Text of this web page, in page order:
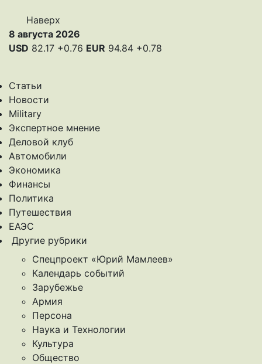
Наверх
8 августа 2026
USD 82.17 +0.76 EUR 94.84 +0.78
Статьи
Новости
Military
Экспертное мнение
Деловой клуб
Автомобили
Экономика
Финансы
Политика
Путешествия
ЕАЭС
Другие рубрики
Спецпроект «Юрий Мамлеев»
Календарь событий
Зарубежье
Армия
Персона
Наука и Технологии
Культура
Общество